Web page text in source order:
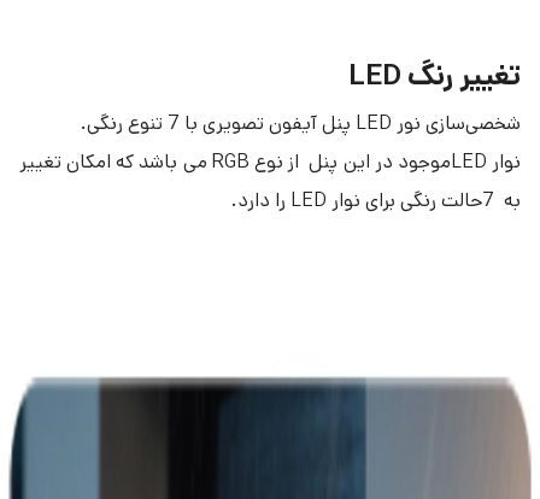
تغییر رنگ LED
شخصی‌سازی نور LED پنل آیفون تصویری با 7 تنوع رنگی.
نوار LEDموجود در این پنل از نوع RGB می باشد که امکان تغییر
به 7حالت رنگی برای نوار LED را دارد.